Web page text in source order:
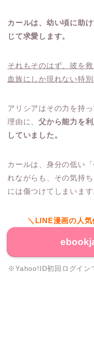
カールは、幼い頃に助
じて求愛します。
それもそのはず、彼を
血族にしか現れない特
アリシアはその力を持
理由に、父から能力を
していました。
カールは、身分の低い
れながらも、その気持
には傷つけてしまいます
＼LINE漫画の人
※Yahoo!ID初回ログイン